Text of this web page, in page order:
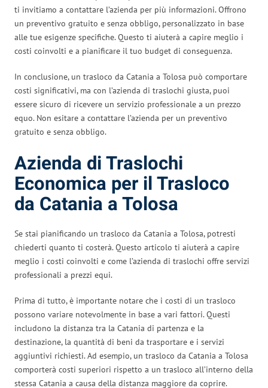
ti invitiamo a contattare l’azienda per più informazioni. Offrono
un preventivo gratuito e senza obbligo, personalizzato in base
alle tue esigenze specifiche. Questo ti aiuterà a capire meglio i
costi coinvolti e a pianificare il tuo budget di conseguenza.
In conclusione, un trasloco da Catania a Tolosa può comportare
costi significativi, ma con l’azienda di traslochi giusta, puoi
essere sicuro di ricevere un servizio professionale a un prezzo
equo. Non esitare a contattare l’azienda per un preventivo
gratuito e senza obbligo.
Azienda di Traslochi
Economica per il Trasloco
da Catania a Tolosa
Se stai pianificando un trasloco da Catania a Tolosa, potresti
chiederti quanto ti costerà. Questo articolo ti aiuterà a capire
meglio i costi coinvolti e come l’azienda di traslochi offre servizi
professionali a prezzi equi.
Prima di tutto, è importante notare che i costi di un trasloco
possono variare notevolmente in base a vari fattori. Questi
includono la distanza tra la Catania di partenza e la
destinazione, la quantità di beni da trasportare e i servizi
aggiuntivi richiesti. Ad esempio, un trasloco da Catania a Tolosa
comporterà costi superiori rispetto a un trasloco all’interno della
stessa Catania a causa della distanza maggiore da coprire.